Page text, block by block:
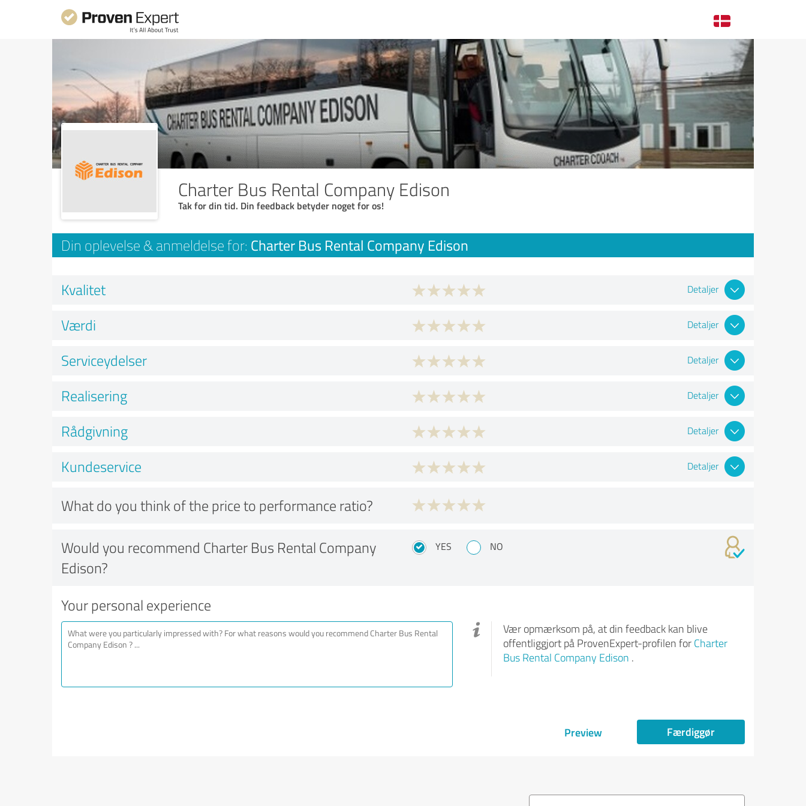
Charter Bus Rental Company Edison
Tak for din tid. Din feedback betyder noget for os!
Din oplevelse & anmeldelse for: Charter Bus Rental Company Edison
Kvalitet Detaljer
Værdi Detaljer
Serviceydelser Detaljer
Realisering Detaljer
Rådgivning Detaljer
Kundeservice Detaljer
What do you think of the price to performance ratio?
Would you recommend Charter Bus Rental Company
Edison?
YES NO
Your personal experience
Vær opmærksom på, at din feedback kan blive
offentliggjort på ProvenExpert-profilen for Charter
Bus Rental Company Edison .
Preview Færdiggør